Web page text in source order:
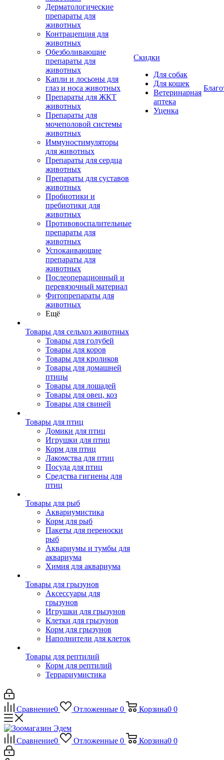
Дерматологические
препараты для
животных
Контрацепция для
животных
Обезболивающие
препараты для
животных
Капли и лосьоны для
глаз и носа животных
Препараты для ЖКТ
животных
Препараты для
мочеполовой системы
животных
Иммуностимуляторы
для животных
Препараты для сердца
животных
Препараты для суставов
животных
Пробиотики и
пребиотики для
животных
Противовоспалительные
препараты для
животных
Успокаивающие
препараты для
животных
Послеоперационный и
перевязочный материал
Фитопрепараты для
животных
Ещё
Товары для сельхоз животных
Товары для голубей
Товары для коров
Товары для кроликов
Товары для домашней
птицы
Товары для лошадей
Товары для овец, коз
Товары для свиней
Товары для птиц
Домики для птиц
Игрушки для птиц
Корм для птиц
Лакомства для птиц
Посуда для птиц
Средства гигиены для
птиц
Товары для рыб
Аквариумистика
Корм для рыб
Пакеты для переноски
рыб
Аквариумы и тумбы для
аквариума
Химия для аквариума
Товары для грызунов
Аксессуары для
грызунов
Игрушки для грызунов
Клетки для грызунов
Корм для грызунов
Наполнители для клеток
Товары для рептилий
Корм для рептилий
Террариумистика
Скидки
Для собак
Для кошек
Ветеринарная
аптека
Уценка
Сравнение0 Отложенные 0 Корзина0 0
Сравнение0 Отложенные 0 Корзина0 0